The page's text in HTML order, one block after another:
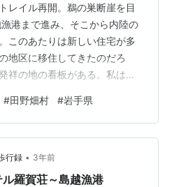
レイル再開。鵜の巣断崖を目
港まで進み、そこから内陸の
このあたりは新しい住宅が多
地区に移住してきたのだろ
祥の地の看板がある。私は歴
らしい。歴史に詳しい人なら
と思いながら住宅街のはずれ
ると、公民館の裏を下る（入
ている。公民館を探している
地元のおじさんに話しかけら
#田野畑村 #岩手県
行録 • 3年前
羅賀荘～島越漁港